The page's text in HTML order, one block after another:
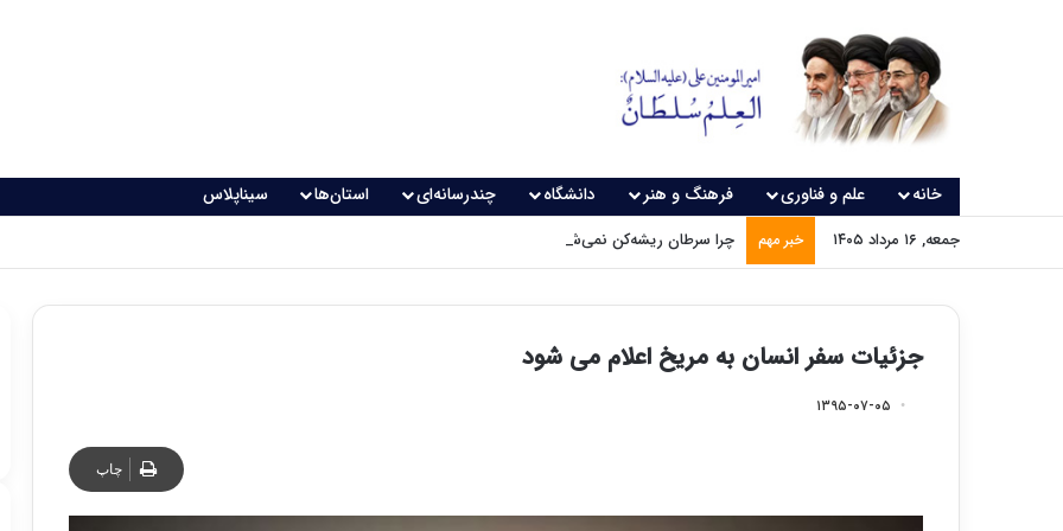
خانه علم و فناوری فرهنگ و هنر دانشگاه چندرسانه‌ای استان‌ها سیناپلاس
جمعه, ۱۶ مرداد ۱۴۰۵ خبر مهم چرا سرطان ریشه‌کن نمی‌شود؟
جزئیات سفر انسان به مریخ اعلام می شود
۱۳۹۵-۰۷-۰۵
چاپ